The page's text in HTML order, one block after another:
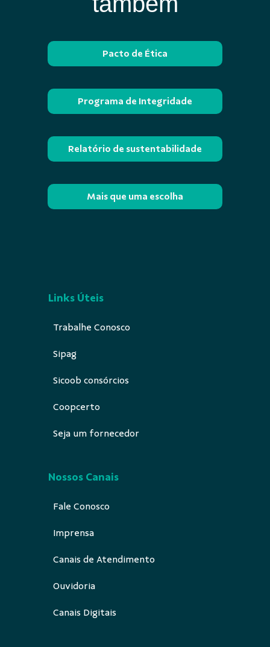
Pacto de Ética
Programa de Integridade
Relatório de sustentabilidade
Mais que uma escolha
Links Úteis
Trabalhe Conosco
Sipag
Sicoob consórcios
Coopcerto
Seja um fornecedor
Nossos Canais
Fale Conosco
Imprensa
Canais de Atendimento
Ouvidoria
Canais Digitais